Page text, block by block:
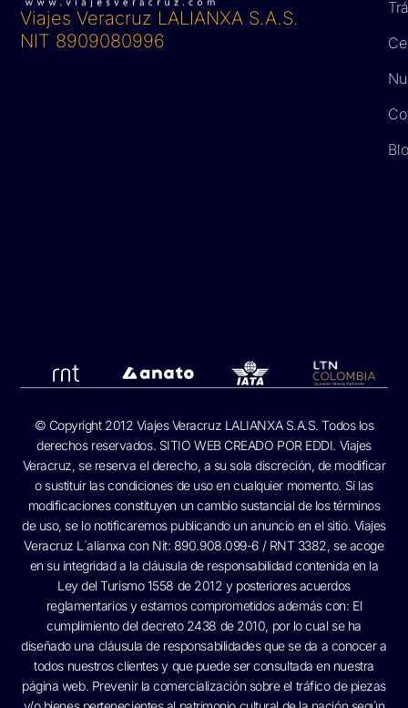
Viajes Veracruz LALIANXA S.A.S.
NIT 8909080996
© Copyright 2012 Viajes Veracruz LALIANXA S.A.S. Todos los
derechos reservados. SITIO WEB CREADO POREDDI. Viajes
Veracruz, se reserva el derecho, a su sola discreción, de modificar
o sustituir las condiciones de uso en cualquier momento. Si las
modificaciones constituyen un cambio sustancial de los términos
de uso, se lo notificaremos publicando un anuncio en el sitio. Viajes
Veracruz L´alianxa con Nit: 890.908.099-6 / RNT 3382, se acoge
en su integridad a la cláusula de responsabilidad contenida en la
Ley del Turismo 1558 de 2012 y posteriores acuerdos
reglamentarios y estamos comprometidos además con: El
cumplimiento del decreto 2438 de 2010, por lo cual se ha
diseñado una cláusula de responsabilidades que se da a conocer a
todos nuestros clientes y que puede ser consultada en nuestra
página web. Prevenir la comercialización sobre el tráfico de piezas